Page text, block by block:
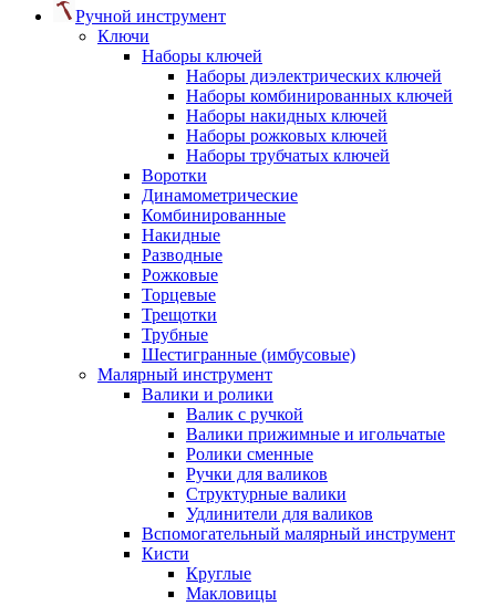
Ручной инструмент
Ключи
Наборы ключей
Наборы диэлектрических ключей
Наборы комбинированных ключей
Наборы накидных ключей
Наборы рожковых ключей
Наборы трубчатых ключей
Воротки
Динамометрические
Комбинированные
Накидные
Разводные
Рожковые
Торцевые
Трещотки
Трубные
Шестигранные (имбусовые)
Малярный инструмент
Валики и ролики
Валик с ручкой
Валики прижимные и игольчатые
Ролики сменные
Ручки для валиков
Структурные валики
Удлинители для валиков
Вспомогательный малярный инструмент
Кисти
Круглые
Макловицы